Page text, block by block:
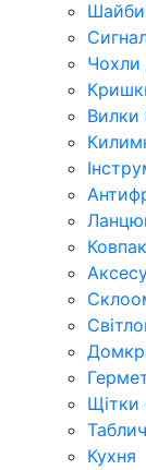
Шайби
Чохли
Вилки
Щітки
Кухня